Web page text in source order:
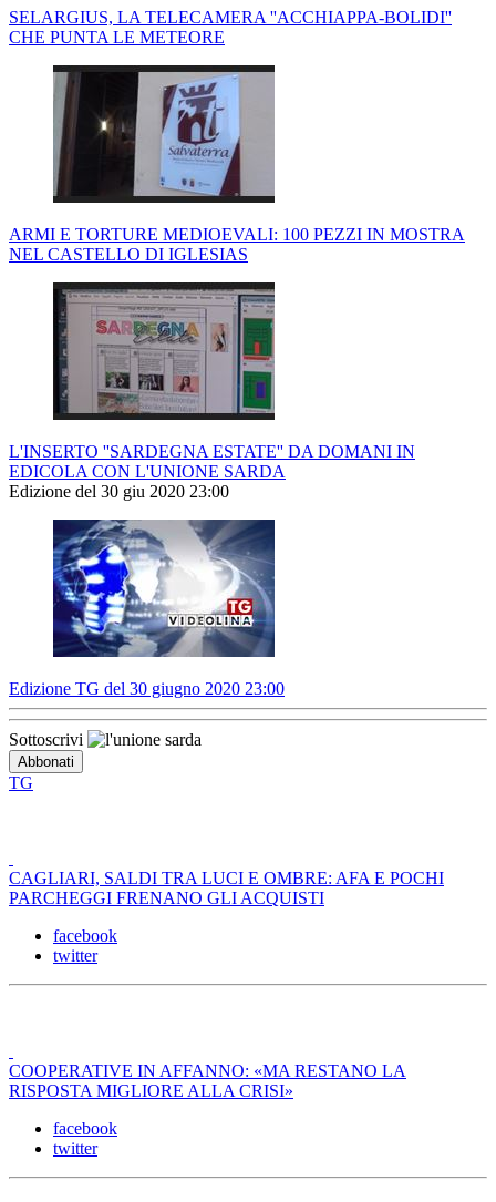
SELARGIUS, LA TELECAMERA ''ACCHIAPPA-BOLIDI''
CHE PUNTA LE METEORE
ARMI E TORTURE MEDIOEVALI: 100 PEZZI IN MOSTRA
NEL CASTELLO DI IGLESIAS
L'INSERTO ''SARDEGNA ESTATE'' DA DOMANI IN
EDICOLA CON L'UNIONE SARDA
Edizione del 30 giu 2020 23:00
Edizione TG del 30 giugno 2020 23:00
Sottoscrivi
TG
CAGLIARI, SALDI TRA LUCI E OMBRE: AFA E POCHI
PARCHEGGI FRENANO GLI ACQUISTI
facebook
twitter
COOPERATIVE IN AFFANNO: «MA RESTANO LA
RISPOSTA MIGLIORE ALLA CRISI»
facebook
twitter